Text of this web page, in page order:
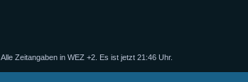
Alle Zeitangaben in WEZ +2. Es ist jetzt 21:46 Uhr.